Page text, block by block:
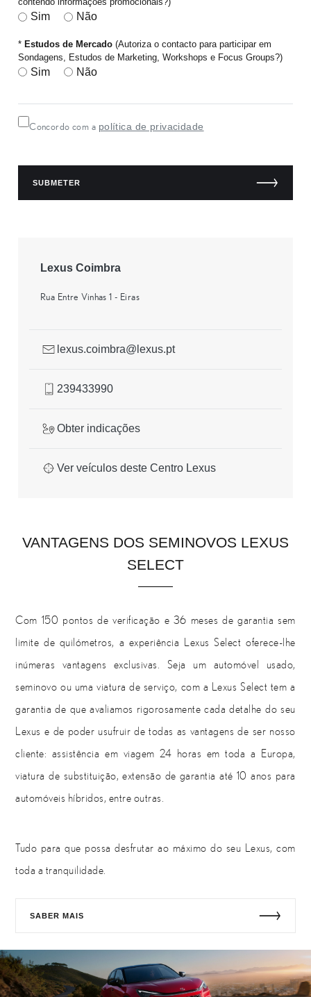
Sim Não
*Estudos de Mercado(Autoriza o contacto para participar em
Sondagens, Estudos de Marketing, Workshops e Focus Groups?)
Sim Não
Concordo com a política de privacidade
SUBMETER
Lexus Coimbra
Rua Entre Vinhas 1 - Eiras
lexus.coimbra@lexus.pt
239433990
Obter indicações
Ver veículos deste Centro Lexus
VANTAGENS DOS SEMINOVOS LEXUS
SELECT
Com 150 pontos de verificação e 36 meses de garantia sem
limite de quilómetros, a experiência Lexus Select oferece-lhe
inúmeras vantagens exclusivas. Seja um automóvel usado,
seminovo ou uma viatura de serviço, com a Lexus Select tem a
garantia de que avaliamos rigorosamente cada detalhe do seu
Lexus e de poder usufruir de todas as vantagens de ser nosso
cliente: assistência em viagem 24 horas em toda a Europa,
viatura de substituição, extensão de garantia até 10 anos para
automóveis híbridos, entre outras.
Tudo para que possa desfrutar ao máximo do seu Lexus, com
toda a tranquilidade.
SABER MAIS